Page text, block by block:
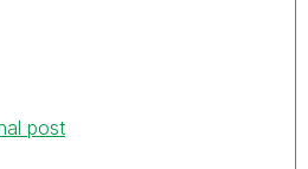
post